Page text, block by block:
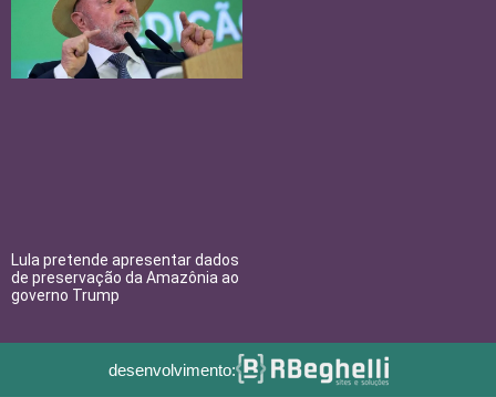
Lula pretende apresentar dados
de preservação da Amazônia ao
governo Trump
desenvolvimento: